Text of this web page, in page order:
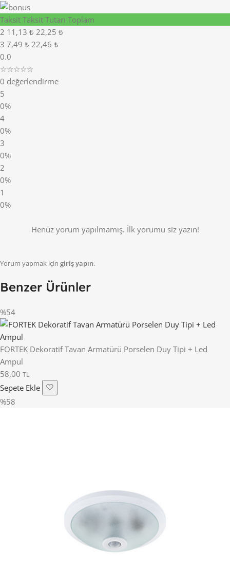
Taksit Taksit Tutarı Toplam
2 11,13 ₺ 22,25 ₺
3 7,49 ₺ 22,46 ₺
0.0
☆☆☆☆☆
0 değerlendirme
5
0%
4
0%
3
0%
2
0%
1
0%
Henüz yorum yapılmamış. İlk yorumu siz yazın!
Yorum yapmak için giriş yapın.
Benzer Ürünler
%54
FORTEK Dekoratif Tavan Armatürü Porselen Duy Tipi + Led
Ampul
58,00 TL
Sepete Ekle
%58